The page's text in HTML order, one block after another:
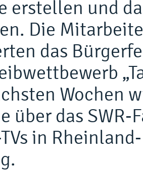
erstellen und
Die
das
Wochen
über das
in